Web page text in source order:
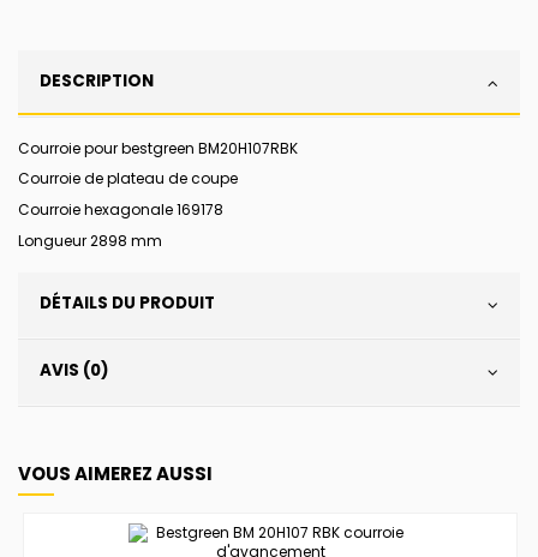
DESCRIPTION
Courroie pour bestgreen BM20H107RBK
Courroie de plateau de coupe
Courroie hexagonale 169178
Longueur 2898 mm
DÉTAILS DU PRODUIT
AVIS (0)
VOUS AIMEREZ AUSSI